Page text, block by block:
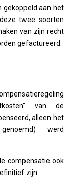
gekoppeld aan het
twee soorten
van zijn recht
gefactureerd.
van de
alleen het
werd
compensatie ook
zijn.